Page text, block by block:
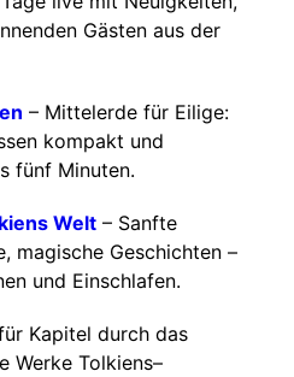
Gästen aus der
– Mittelerde für Eilige:
kompakt und
fünf Minuten.
Welt – Sanfte
magische Geschichten –
und Einschlafen.
Kapitel durch das
Werke Tolkiens–